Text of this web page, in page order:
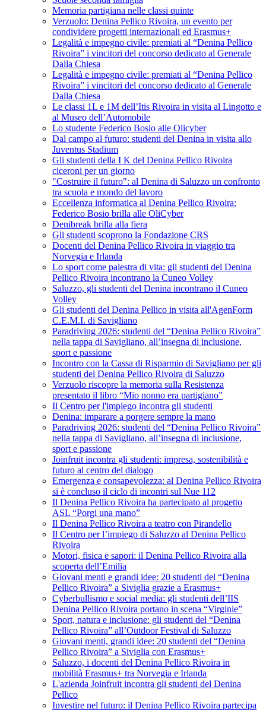
Memoria partigiana nelle classi quinte
Verzuolo: Denina Pellico Rivoira, un evento per
condividere progetti internazionali ed Erasmus+
Legalità e impegno civile: premiati al “Denina Pellico
Rivoira” i vincitori del concorso dedicato al Generale
Dalla Chiesa
Legalità e impegno civile: premiati al “Denina Pellico
Rivoira” i vincitori del concorso dedicato al Generale
Dalla Chiesa
Le classi 1L e 1M dell’Itis Rivoira in visita al Lingotto e
al Museo dell’Automobile
Lo studente Federico Bosio alle Olicyber
Dal campo al futuro: studenti del Denina in visita allo
Juventus Stadium
Gli studenti della I K del Denina Pellico Rivoira
ciceroni per un giorno
"Costruire il futuro": al Denina di Saluzzo un confronto
tra scuola e mondo del lavoro
Eccellenza informatica al Denina Pellico Rivoira:
Federico Bosio brilla alle OliCyber
Denibreak brilla alla fiera
Gli studenti scoprono la Fondazione CRS
Docenti del Denina Pellico Rivoira in viaggio tra
Norvegia e Irlanda
Lo sport come palestra di vita: gli studenti del Denina
Pellico Rivoira incontrano la Cuneo Volley
Saluzzo, gli studenti del Denina incontrano il Cuneo
Volley
Gli studenti del Denina Pellico in visita all'AgenForm
C.E.M.I. di Savigliano
Paradriving 2026: studenti del “Denina Pellico Rivoira”
nella tappa di Savigliano, all’insegna di inclusione,
sport e passione
Incontro con la Cassa di Risparmio di Savigliano per gli
studenti del Denina Pellico Rivoira di Saluzzo
Verzuolo riscopre la memoria sulla Resistenza
presentato il libro “Mio nonno era partigiano”
Il Centro per l'impiego incontra gli studenti
Denina: imparare a porgere sempre la mano
Paradriving 2026: studenti del “Denina Pellico Rivoira”
nella tappa di Savigliano, all’insegna di inclusione,
sport e passione
Joinfruit incontra gli studenti: impresa, sostenibilità e
futuro al centro del dialogo
Emergenza e consapevolezza: al Denina Pellico Rivoira
si è concluso il ciclo di incontri sul Nue 112
Il Denina Pellico Rivoira ha partecipato al progetto
ASL “Porgi una mano”
Il Denina Pellico Rivoira a teatro con Pirandello
Il Centro per l’impiego di Saluzzo al Denina Pellico
Rivoira
Motori, fisica e sapori: il Denina Pellico Rivoira alla
scoperta dell’Emilia
Giovani menti e grandi idee: 20 studenti del “Denina
Pellico Rivoira” a Siviglia grazie a Erasmus+
Cyberbullismo e social media: gli studenti dell’IIS
Denina Pellico Rivoira portano in scena “Virginie”
Sport, natura e inclusione: gli studenti del “Denina
Pellico Rivoira” all’Outdoor Festival di Saluzzo
Giovani menti, grandi idee: 20 studenti del “Denina
Pellico Rivoira” a Siviglia con Erasmus+
Saluzzo, i docenti del Denina Pellico Rivoira in
mobilità Erasmus+ tra Norvegia e Irlanda
L'azienda Joinfruit incontra gli studenti del Denina
Pellico
Investire nel futuro: il Denina Pellico Rivoira partecipa